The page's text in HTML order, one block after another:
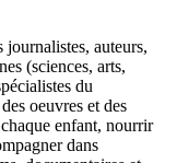
auteurs,
(sciences, arts,
du
oeuvres et des
enfant, nourrir
dans